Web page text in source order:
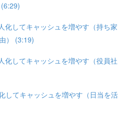
化してキャッシュを増やす（持ち家
） (3:19)
化してキャッシュを増やす（役員社
してキャッシュを増やす（日当を活